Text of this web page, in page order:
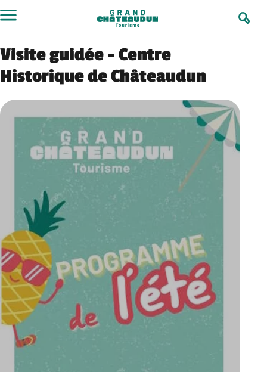
au
Visite guidée – Centre
Historique de Châteaudun